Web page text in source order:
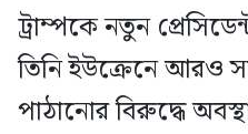
ট্রাম্পকে নতুন
তিনি ইউক্রেনে আরও
পাঠানোর বিরুদ্ধে